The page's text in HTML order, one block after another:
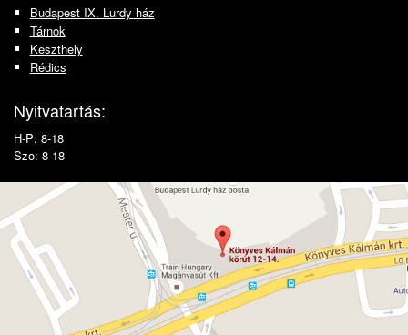
Budapest IX. Lurdy ház
Tárnok
Keszthely
Rédics
Nyitvatartás:
H-P: 8-18
Szo: 8-18